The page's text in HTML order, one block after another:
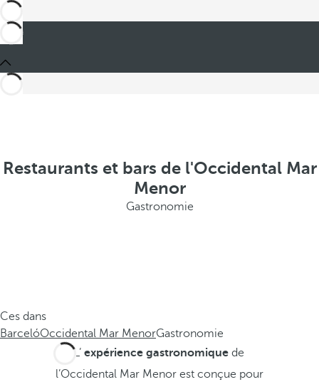
Restaurants et bars de l'Occidental Mar
Menor
Gastronomie
Ces dans
BarcelóOccidental Mar MenorGastronomie
L’expérience gastronomique de
l’Occidental Mar Menor est conçue pour